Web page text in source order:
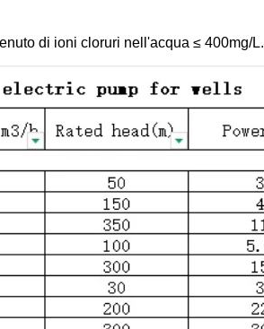
di ioni cloruri nell'acqua ≤ 400mg/L.